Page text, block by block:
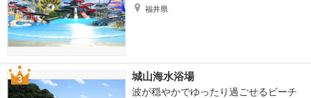
福井県
城山海水浴場
波が穏やかでゆったり過ごせるビーチ